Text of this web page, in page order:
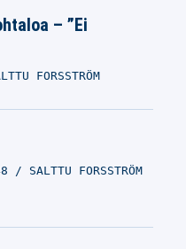
– ”Ei
FORSSTRÖM
SALTTU FORSSTRÖM